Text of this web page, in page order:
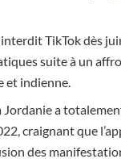
interdit TikTok dès
suite à un
et indienne.
Jordanie a
craignant que
des